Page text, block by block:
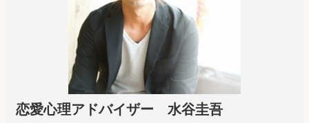
恋愛心理アドバイザー 水谷圭吾